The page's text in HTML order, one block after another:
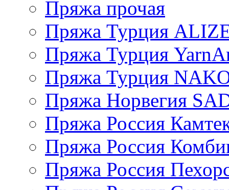
Пряжа прочая
Пряжа Турция
Пряжа Турция
Пряжа Турция
Пряжа Норвегия
Пряжа Россия
Пряжа Россия
Пряжа Россия